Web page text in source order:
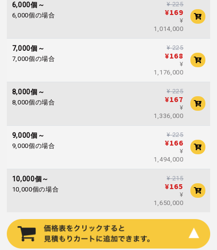
6,000個～
6,000個の場合
¥ 225
¥169
¥
1,014,000
7,000個～
7,000個の場合
¥ 225
¥168
¥
1,176,000
8,000個～
8,000個の場合
¥ 225
¥167
¥
1,336,000
9,000個～
9,000個の場合
¥ 225
¥166
¥
1,494,000
10,000個～
10,000個の場合
¥ 215
¥165
¥
1,650,000